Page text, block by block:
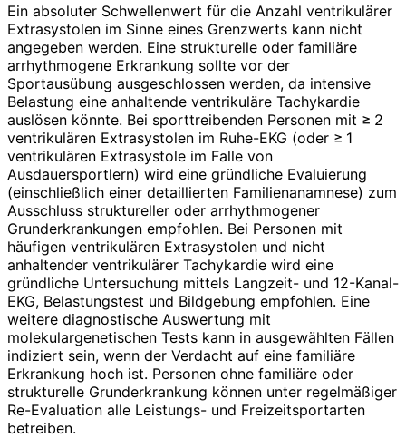
Ein absoluter Schwellenwert für die Anzahl ventrikulärer
Extrasystolen im Sinne eines Grenzwerts kann nicht
angegeben werden. Eine strukturelle oder familiäre
arrhythmogene Erkrankung sollte vor der
Sportausübung ausgeschlossen werden, da intensive
Belastung eine anhaltende ventrikuläre Tachykardie
auslösen könnte. Bei sporttreibenden Personen mit ≥ 2
ventrikulären Extrasystolen im Ruhe-EKG (oder ≥ 1
ventrikulären Extrasystole im Falle von
Ausdauersportlern) wird eine gründliche Evaluierung
(einschließlich einer detaillierten Familienanamnese) zum
Ausschluss struktureller oder arrhythmogener
Grunderkrankungen empfohlen. Bei Personen mit
häufigen ventrikulären Extrasystolen und nicht
anhaltender ventrikulärer Tachykardie wird eine
gründliche Untersuchung mittels Langzeit- und 12-Kanal-
EKG, Belastungstest und Bildgebung empfohlen. Eine
weitere diagnostische Auswertung mit
molekulargenetischen Tests kann in ausgewählten Fällen
indiziert sein, wenn der Verdacht auf eine familiäre
Erkrankung hoch ist. Personen ohne familiäre oder
strukturelle Grunderkrankung können unter regelmäßiger
Re-Evaluation alle Leistungs- und Freizeitsportarten
betreiben.